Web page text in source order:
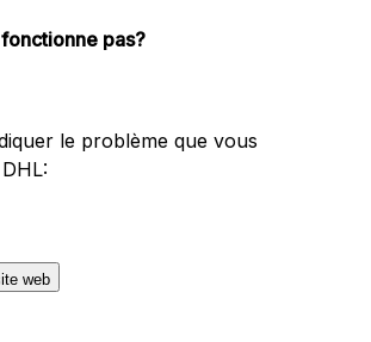
pas?
le problème que vous
web